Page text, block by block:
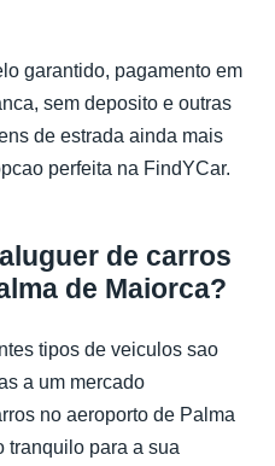
garantido, pagamento em
sem deposito e outras
de estrada ainda mais
perfeita na FindYCar.
de carros
de Maiorca?
tipos de veiculos sao
a um mercado
no aeroporto de Palma
tranquilo para a sua